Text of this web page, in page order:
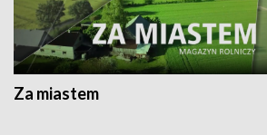
Za miastem